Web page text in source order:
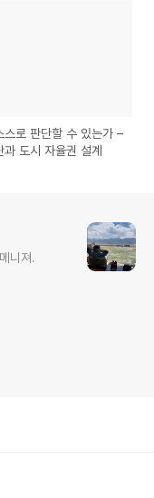
스로 판단할 수 있는가 –
과 도시 자율권 설계
니져.